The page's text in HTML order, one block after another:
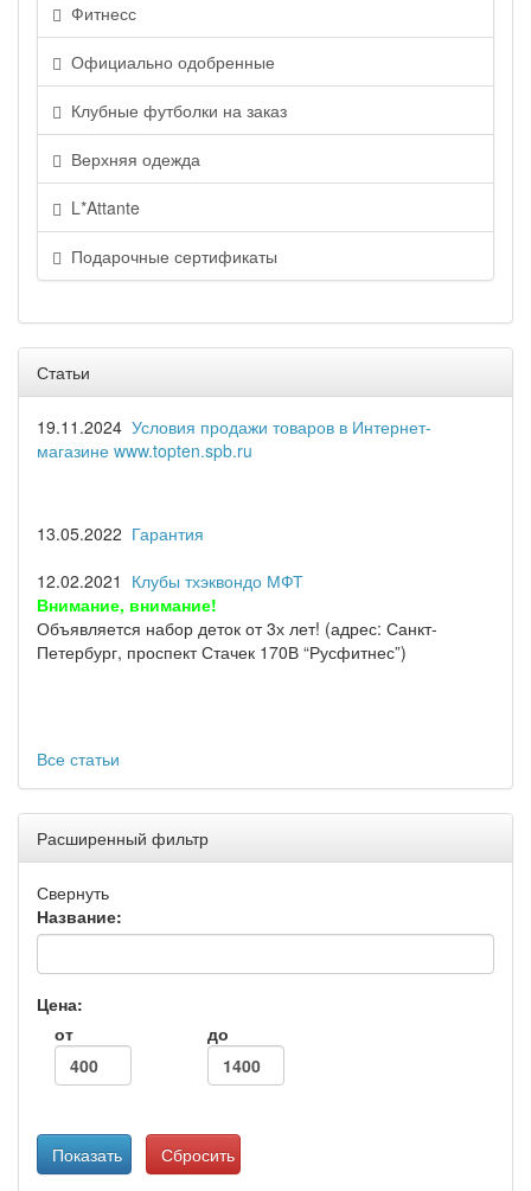
Фитнесс
Официально одобренные
Клубные футболки на заказ
Верхняя одежда
L*Attante
Подарочные сертификаты
Статьи
19.11.2024 Условия продажи товаров в Интернет-
магазине www.topten.spb.ru
13.05.2022 Гарантия
12.02.2021 Клубы тхэквондо МФТ
Внимание, внимание!
Объявляется набор деток от 3х лет! (адрес: Санкт-
Петербург, проспект Стачек 170В “Русфитнес”)
Все статьи
Расширенный фильтр
Свернуть
Название:
Цена:
от
до